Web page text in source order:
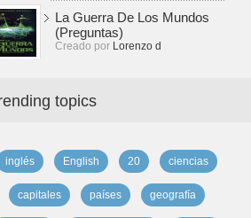
La Guerra De Los Mundos
(Preguntas)
Creado por Lorenzo d
topics
inglés English 20 ciencias
capitales países geografía